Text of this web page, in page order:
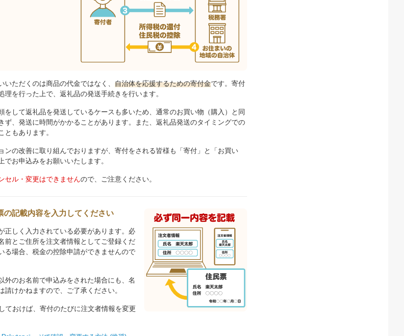
いただくのは商品の代金ではなく、 自治体を応援するための寄付金です。寄付
を行った上で、返礼品の発送手続きを行います。
をして返礼品を発送しているケースも多いため、通常のお買い物（購入）と同
ず、発送に時間がかかることがあります。また、返礼品発送のタイミングでの
ともあります。
ンの改善に取り組んでおりますが、寄付をされる皆様も「寄付」と「お買い
お申込みをお願いいたします。
セル・変更はできませんので、ご注意ください。
の記載内容を入力してください
正しく入力されている必要があります。必
前とご住所を注文者情報としてご登録くだ
る場合、税金の控除申請ができませんので
外のお名前で申込みをされた場合にも、名
けかねますので、ご了承ください。
ておけば、寄付のたびに注文者情報を変更